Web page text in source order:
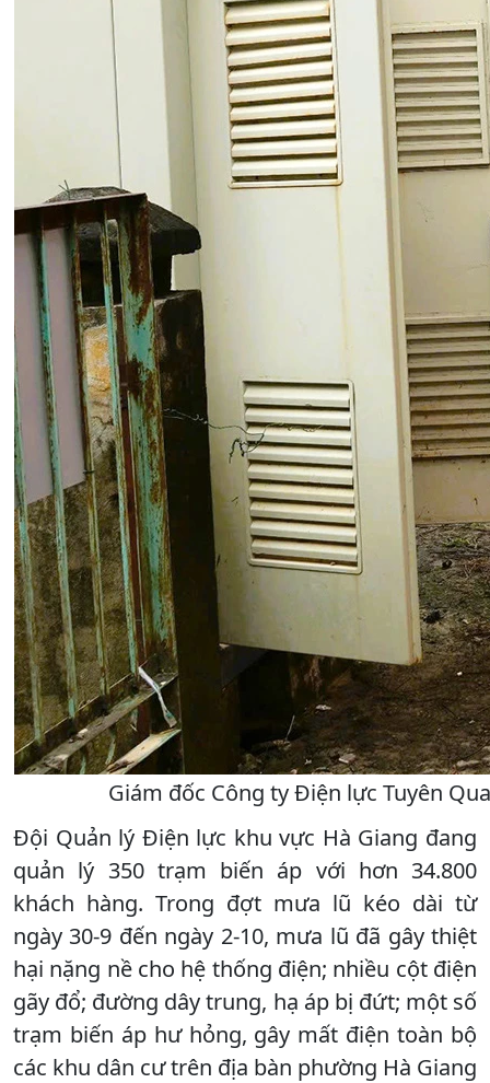
Giám đốc Công ty Điện lực Tuyên
Đội Quản lý Điện lực khu vực Hà Giang đang
quản lý 350 trạm biến áp với hơn 34.800
khách hàng. Trong đợt mưa lũ kéo dài từ
ngày 30-9 đến ngày 2-10, mưa lũ đã gây thiệt
hại nặng nề cho hệ thống điện; nhiều cột điện
gãy đổ; đường dây trung, hạ áp bị đứt; một số
trạm biến áp hư hỏng, gây mất điện toàn bộ
các khu dân cư trên địa bàn phường Hà Giang